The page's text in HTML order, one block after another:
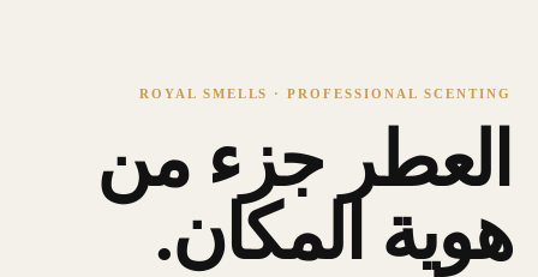
ROYAL SMELLS · PROFESSIONAL SCENTING
العطر جزء من
هوية المكان.